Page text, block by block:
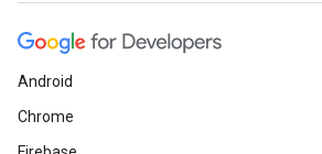
Android
Chrome